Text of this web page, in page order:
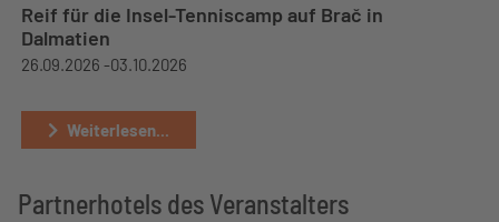
Reif für die Insel-Tenniscamp auf Brač in
Dalmatien
26.09.2026 -03.10.2026
Weiterlesen...
Partnerhotels des Veranstalters